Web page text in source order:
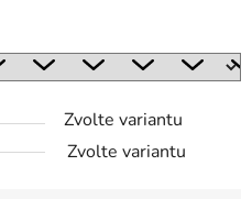
Zvolte variantu
Zvolte variantu